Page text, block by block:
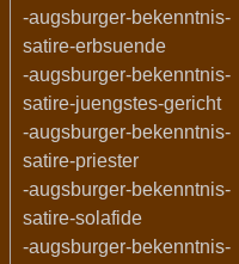
-augsburger-bekenntnis-
satire-erbsuende
-augsburger-bekenntnis-
satire-juengstes-gericht
-augsburger-bekenntnis-
satire-priester
-augsburger-bekenntnis-
satire-solafide
-augsburger-bekenntnis-